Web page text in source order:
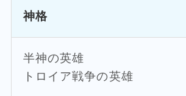
神格
半神の英雄
トロイア戦争の英雄